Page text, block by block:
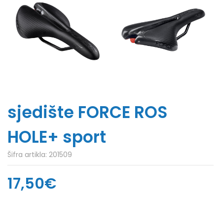
sjedište FORCE ROS
HOLE+ sport
Šifra artikla: 201509
17,50€